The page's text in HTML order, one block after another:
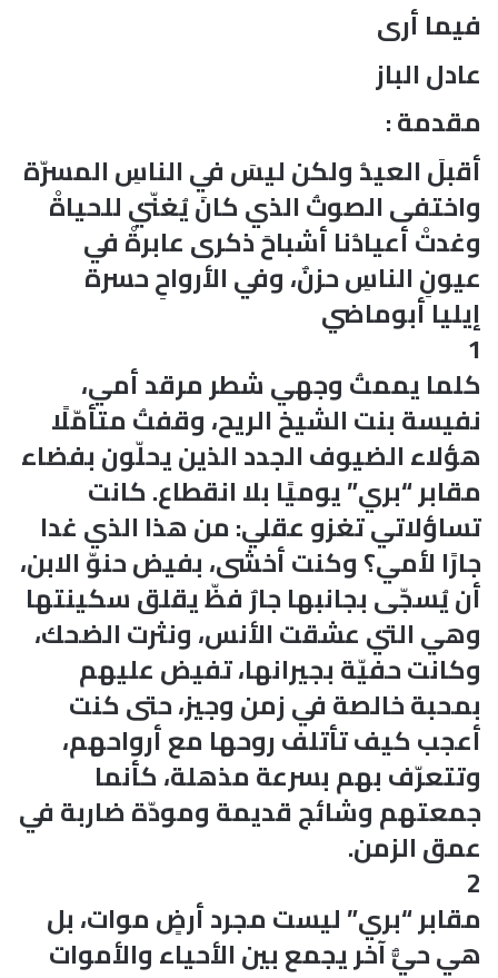
فيما أرى
عادل الباز
مقدمة :
أقبلَ العيدُ ولكن ليسَ في الناسِ المسرّة
واختفى الصوتُ الذي كانَ يُغنّي للحياةْ
وغدتْ أعيادُنا أشباحَ ذكرى عابرةْ في
عيونِ الناسِ حزنٌ، وفي الأرواحِ حسرة
إيليا أبوماضي
1
كلما يممتُ وجهي شطر مرقد أمي،
نفيسة بنت الشيخ الريح، وقفتُ متأمّلًا
هؤلاء الضيوف الجدد الذين يحلّون بفضاء
مقابر “بري” يوميًا بلا انقطاع. كانت
تساؤلاتي تغزو عقلي: من هذا الذي غدا
جارًا لأمي؟ وكنت أخشى، بفيض حنوّ الابن،
أن يُسجّى بجانبها جارٌ فظّ يقلق سكينتها
وهي التي عشقت الأنس، ونثرت الضحك،
وكانت حفيّة بجيرانها، تفيض عليهم
بمحبة خالصة في زمن وجيز، حتى كنت
أعجب كيف تأتلف روحها مع أرواحهم،
وتتعرّف بهم بسرعة مذهلة، كأنما
جمعتهم وشائج قديمة ومودّة ضاربة في
عمق الزمن.
2
مقابر “بري” ليست مجرد أرضٍ موات، بل
هي حيٌّ آخر يجمع بين الأحياء والأموات